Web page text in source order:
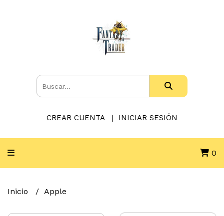
CREAR CUENTA INICIAR SESIÓN
0
Inicio Apple